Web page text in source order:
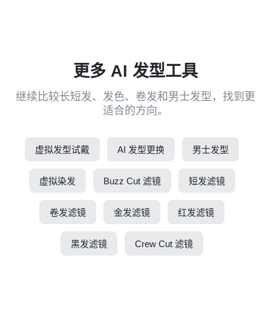
更多 AI 发型工具
继续比较长短发、发色、卷发和男士发型，找到更
适合的方向。
虚拟发型试戴 AI 发型更换 男士发型
虚拟染发 Buzz Cut 滤镜 短发滤镜
卷发滤镜 金发滤镜 红发滤镜
黑发滤镜 Crew Cut 滤镜